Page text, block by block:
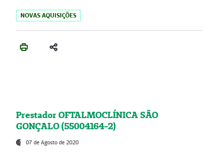
NOVAS AQUISIÇÕES
Prestador OFTALMOCLÍNICA SÃO
GONÇALO (55004164-2)
07 de Agosto de 2020